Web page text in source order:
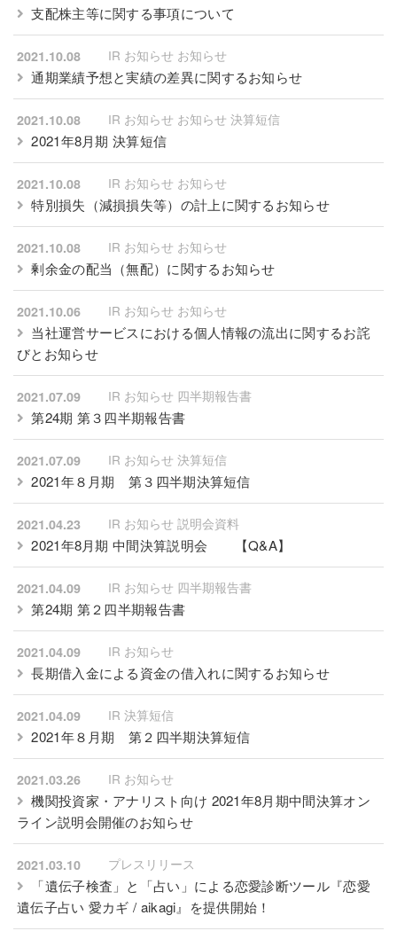
支配株主等に関する事項について
2021.10.08 IR お知らせ お知らせ
通期業績予想と実績の差異に関するお知らせ
2021.10.08 IR お知らせ お知らせ 決算短信
2021年8月期 決算短信
2021.10.08 IR お知らせ お知らせ
特別損失（減損損失等）の計上に関するお知らせ
2021.10.08 IR お知らせ お知らせ
剰余金の配当（無配）に関するお知らせ
2021.10.06 IR お知らせ お知らせ
当社運営サービスにおける個人情報の流出に関するお詫
びとお知らせ
2021.07.09 IR お知らせ 四半期報告書
第24期 第３四半期報告書
2021.07.09 IR お知らせ 決算短信
2021年８月期 第３四半期決算短信
2021.04.23 IR お知らせ 説明会資料
2021年8月期 中間決算説明会 【Q&A】
2021.04.09 IR お知らせ 四半期報告書
第24期 第２四半期報告書
2021.04.09 IR お知らせ
長期借入金による資金の借入れに関するお知らせ
2021.04.09 IR 決算短信
2021年８月期 第２四半期決算短信
2021.03.26 IR お知らせ
機関投資家・アナリスト向け 2021年8月期中間決算オン
ライン説明会開催のお知らせ
2021.03.10 プレスリリース
「遺伝子検査」と「占い」による恋愛診断ツール『恋愛
遺伝子占い 愛カギ / aikagi』を提供開始！